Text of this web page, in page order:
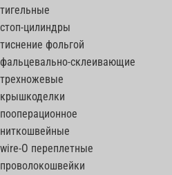
тигельные
стоп-цилиндры
тиснение фольгой
фальцевально-склеивающие
трехножевые
крышкоделки
пооперационное
ниткошвейные
wire-O переплетные
проволокошвейки